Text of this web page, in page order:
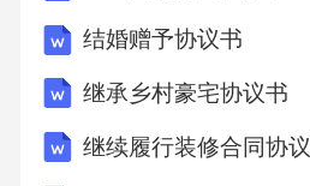
结婚赠予协议书
继承乡村豪宅协议书
继续履行装修合同协议